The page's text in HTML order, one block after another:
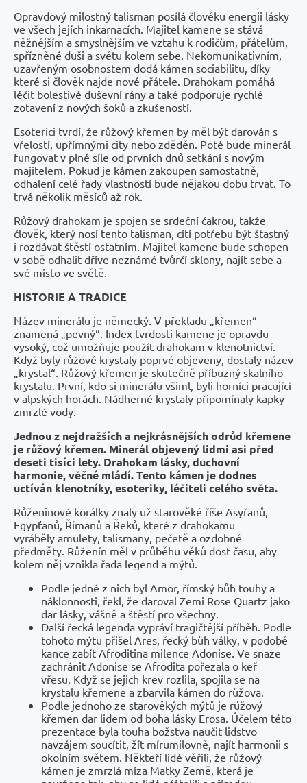
Opravdový milostný talisman posílá člověku energii lásky
ve všech jejích inkarnacích. Majitel kamene se stává
něžnějším a smyslnějším ve vztahu k rodičům, přátelům,
spřízněné duši a světu kolem sebe. Nekomunikativním,
uzavřeným osobnostem dodá kámen sociabilitu, díky
které si člověk najde nové přátele. Drahokam pomáhá
léčit bolestivé duševní rány a také podporuje rychlé
zotavení z nových šoků a zkušeností.
Esoterici tvrdí, že růžový křemen by měl být darován s
vřelostí, upřímnými city nebo zděděn. Poté bude minerál
fungovat v plné síle od prvních dnů setkání s novým
majitelem. Pokud je kámen zakoupen samostatně,
odhalení celé řady vlastností bude nějakou dobu trvat. To
trvá několik měsíců až rok.
Růžový drahokam je spojen se srdeční čakrou, takže
člověk, který nosí tento talisman, cítí potřebu být šťastný
i rozdávat štěstí ostatním. Majitel kamene bude schopen
v sobě odhalit dříve neznámé tvůrčí sklony, najít sebe a
své místo ve světě.
HISTORIE A TRADICE
Název minerálu je německý. V překladu „křemen“
znamená „pevný“. Index tvrdosti kamene je opravdu
vysoký, což umožňuje použít drahokam v klenotnictví.
Když byly růžové krystaly poprvé objeveny, dostaly název
„krystal“. Růžový křemen je skutečně příbuzný skalního
krystalu. První, kdo si minerálu všiml, byli horníci pracující
v alpských horách. Nádherné krystaly připomínaly kapky
zmrzlé vody.
Jednou z nejdražších a nejkrásnějších odrůd křemene
je růžový křemen. Minerál objevený lidmi asi před
deseti tisíci lety. Drahokam lásky, duchovní
harmonie, věčné mládí. Tento kámen je dodnes
uctíván klenotníky, esoteriky, léčiteli celého světa.
Růženinové korálky znaly už starověké říše Asyřanů,
Egypťanů, Římanů a Řeků, které z drahokamu
vyráběly amulety, talismany, pečetě a ozdobné
předměty. Růženín měl v průběhu věků dost času, aby
kolem něj vznikla řada legend a mýtů.
Podle jedné z nich byl Amor, římský bůh touhy a
náklonnosti, řekl, že daroval Zemi Rose Quartz jako
dar lásky, vášně a štěstí pro všechny.
Další řecká legenda vypráví tragičtější příběh. Podle
tohoto mýtu přišel Ares, řecký bůh války, v podobě
kance zabít Afroditina milence Adonise. Ve snaze
zachránit Adonise se Afrodita pořezala o keř
vřesu. Když se jejich krev rozlila, spojila se na
krystalu křemene a zbarvila kámen do růžova.
Podle jednoho ze starověkých mýtů je růžový
křemen dar lidem od boha lásky Erosa. Účelem této
prezentace byla touha božstva naučit lidstvo
navzájem soucítit, žít mírumilovně, najít harmonii s
okolním světem. Někteří lidé věřili, že růžový
kámen je zmrzlá míza Matky Země, která je